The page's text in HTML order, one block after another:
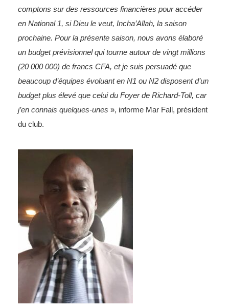
comptons sur des ressources financières pour accéder
en National 1, si Dieu le veut, Incha’Allah, la saison
prochaine. Pour la présente saison, nous avons élaboré
un budget prévisionnel qui tourne autour de vingt millions
(20 000 000) de francs CFA, et je suis persuadé que
beaucoup d’équipes évoluant en N1 ou N2 disposent d’un
budget plus élevé que celui du Foyer de Richard-Toll, car
j’en connais quelques-unes », informe Mar Fall, président
du club.